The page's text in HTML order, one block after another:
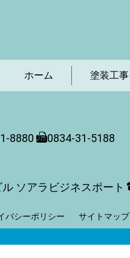
ホーム 塗装工事
バシーポリシー サイトマップ
8880
0834-31-5188
ソアラビジネスポート